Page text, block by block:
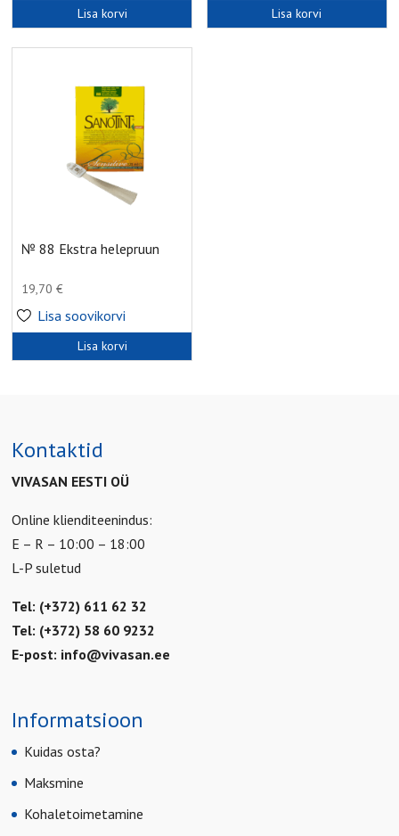
Lisa korvi Lisa korvi
№ 88 Ekstra helepruun
19,70€
Lisa soovikorvi
Lisa korvi
Kontaktid
VIVASAN EESTI OÜ
Online klienditeenindus:
E – R – 10:00 – 18:00
L-P suletud
Tel: (+372) 611 62 32
Tel: (+372) 58 60 9232
E-post: info@vivasan.ee
Informatsioon
Kuidas osta?
Maksmine
Kohaletoimetamine